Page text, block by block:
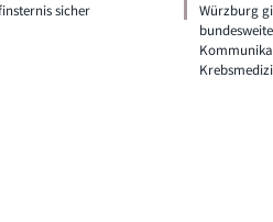
sicher
Würzburg